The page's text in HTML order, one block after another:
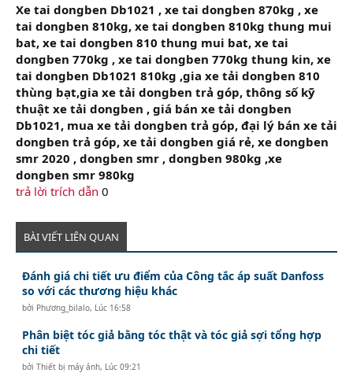
Xe tai dongben Db1021 , xe tai dongben 870kg , xe
tai dongben 810kg, xe tai dongben 810kg thung mui
bat, xe tai dongben 810 thung mui bat, xe tai
dongben 770kg , xe tai dongben 770kg thung kin, xe
tai dongben Db1021 810kg ,gia xe tải dongben 810
thùng bạt,gia xe tải dongben trả góp, thông số kỹ
thuật xe tải dongben , giá bán xe tải dongben
Db1021, mua xe tải dongben trả góp, đại lý bán xe tải
dongben trả góp, xe tải dongben giá rẻ, xe dongben
smr 2020 , dongben smr , dongben 980kg ,xe
dongben smr 980kg
trả lời trích dẫn 0
BÀI VIẾT LIÊN QUAN
Đánh giá chi tiết ưu điểm của Công tắc áp suất Danfoss
so với các thương hiệu khác
bởi Phương_bilalo, Lúc 16:58
Phân biệt tóc giả bằng tóc thật và tóc giả sợi tổng hợp
chi tiết
bởiThiết bị máy ảnh, Lúc 09:21